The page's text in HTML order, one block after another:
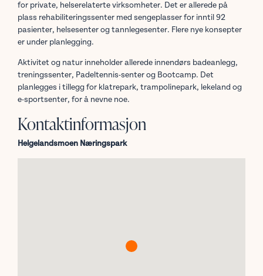
for private, helserelaterte virksomheter. Det er allerede på
plass rehabiliteringssenter med sengeplasser for inntil 92
pasienter, helsesenter og tannlegesenter. Flere nye konsepter
er under planlegging.
Aktivitet og natur inneholder allerede innendørs badeanlegg,
treningssenter, Padeltennis-senter og Bootcamp. Det
planlegges i tillegg for klatrepark, trampolinepark, lekeland og
e-sportsenter, for å nevne noe.
Kontaktinformasjon
Helgelandsmoen Næringspark